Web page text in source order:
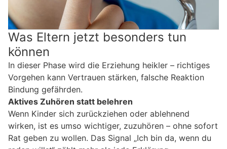
Was Eltern jetzt besonders tun
können
In dieser Phase wird die Erziehung heikler – richtiges
Vorgehen kann Vertrauen stärken, falsche Reaktion
Bindung gefährden.
Aktives Zuhören statt belehren
Wenn Kinder sich zurückziehen oder ablehnend
wirken, ist es umso wichtiger, zuzuhören – ohne sofort
Rat geben zu wollen. Das Signal „Ich bin da, wenn du